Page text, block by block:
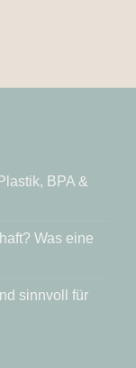
BPA &
Was eine
sinnvoll für